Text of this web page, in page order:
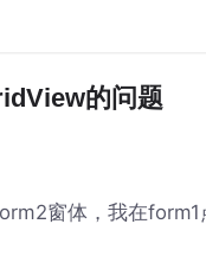
帖子详情
的问题
窗体，我在form1